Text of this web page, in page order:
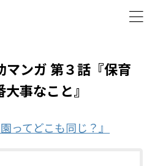
マンガ 第３話『保育
事なこと』
ってどこも同じ？』